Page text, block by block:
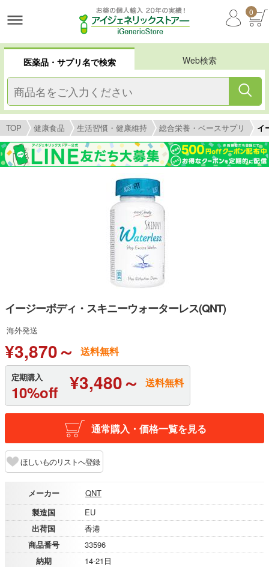
0
医薬品・サプリ名で検索 Web検索
TOP 健康食品 生活習慣・健康維持 総合栄養・ベースサプリ イ
イージーボディ・スキニーウォーターレス(QNT)
海外発送
¥3,870～ 送料無料
定期購入
10%off ¥3,480～ 送料無料
通常購入・価格一覧を見る
ほしいものリストへ登録
メーカー
QNT
製造国
EU
出荷国
香港
商品番号
33596
納期
14-21日